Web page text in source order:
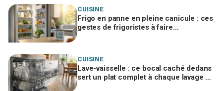
CUISINE
Frigo en panne en pleine canicule : ces
gestes de frigoristes à faire
CUISINE
Lave-vaisselle : ce bocal caché dedans
sert un plat complet à chaque lavage si